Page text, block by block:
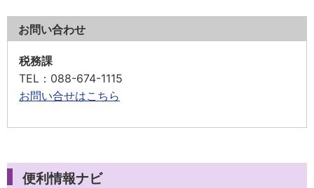
お問い合わせ
税務課
TEL ：088-674-1115
お問い合せはこちら
便利情報ナビ